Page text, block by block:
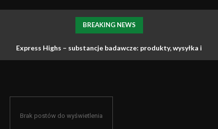
BREAKING NEWS
Express Highs – substancje badawcze: produkty, wysyłka i
Brak postów do wyświetlenia